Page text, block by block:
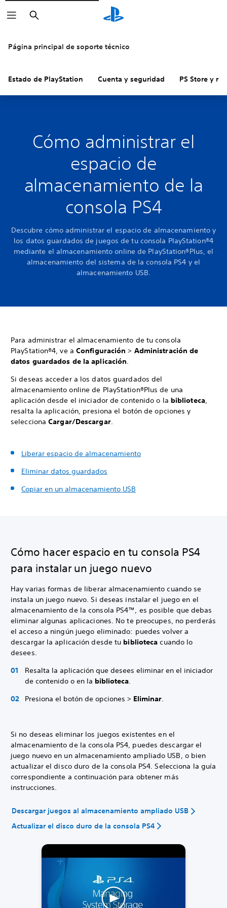
Buscar
Página principal de soporte técnico
Estado de PlayStation Cuenta y seguridad PS Store y
Cómo administrar el
espacio de
almacenamiento de la
consola PS4
Descubre cómo administrar el espacio de almacenamiento y
los datos guardados de juegos de tu consola PlayStation®4
mediante el almacenamiento online de PlayStation®Plus, el
almacenamiento del sistema de la consola PS4 y el
almacenamiento USB.
Para administrar el almacenamiento de tu consola
PlayStation®4, ve a Configuración > Administración de
datos guardados de la aplicación.
Si deseas acceder a los datos guardados del
almacenamiento online de PlayStation®Plus de una
aplicación desde el iniciador de contenido o la biblioteca,
resalta la aplicación, presiona el botón de opciones y
seleccionaCargar/Descargar.
Liberar espacio de almacenamiento
Eliminar datos guardados
Copiar en un almacenamiento USB
Cómo hacer espacio en tu consola PS4
para instalar un juego nuevo
Hay varias formas de liberar almacenamiento cuando se
instala un juego nuevo. Si deseas instalar el juego en el
almacenamiento de la consola PS4™, es posible que debas
eliminar algunas aplicaciones. No te preocupes, no perderás
el acceso a ningún juego eliminado: puedes volver a
descargar la aplicación desde tu biblioteca cuando lo
desees.
Resalta la aplicación que desees eliminar en el iniciador
de contenido o en la biblioteca.
Presiona el botón de opciones > Eliminar.
Si no deseas eliminar los juegos existentes en el
almacenamiento de la consola PS4, puedes descargar el
juego nuevo en un almacenamiento ampliado USB, o bien
actualizar el disco duro de la consola PS4. Selecciona la guía
correspondiente a continuación para obtener más
instrucciones.
Descargar juegos al almacenamiento ampliado USB
Actualizar el disco duro de la consola PS4